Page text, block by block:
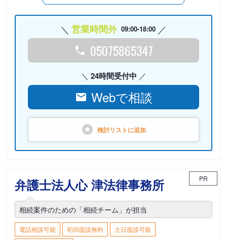
営業時間外 09:00-18:00
05075865347
24時間受付中
Webで相談
検討リストに追加
弁護士法人心 津法律事務所 PR
相続案件のための「相続チーム」が担当
電話相談可能 初回面談無料 土日面談可能